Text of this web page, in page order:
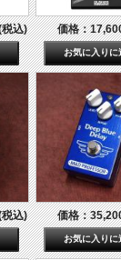
込) 価格：
込) 価格：